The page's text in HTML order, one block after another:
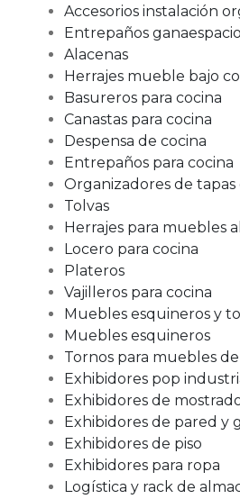
Accesorios instalación
Entrepaños ganaespacio
Alacenas
Herrajes mueble bajo
Basureros para cocina
Canastas para cocina
Despensa de cocina
Entrepaños para cocina
Organizadores de tapas
Tolvas
Herrajes para muebles
Locero para cocina
Plateros
Vajilleros para cocina
Muebles esquineros y
Muebles esquineros
Tornos para muebles
Exhibidores pop
Exhibidores de
Exhibidores de pared y
Exhibidores de piso
Exhibidores para ropa
Logística y rack de